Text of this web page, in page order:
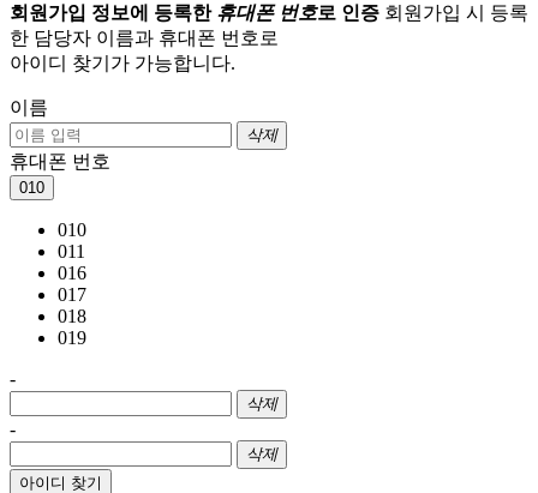
회원가입 정보에 등록한 휴대폰 번호로 인증 회원가입 시 등록
한 담당자 이름과 휴대폰 번호로
아이디 찾기가 가능합니다.
이름
삭제
휴대폰 번호
010
010
011
016
017
018
019
-
삭제
-
삭제
아이디 찾기